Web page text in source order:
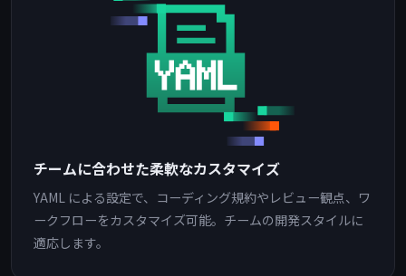
チームに合わせた柔軟なカスタマイズ
YAML による設定で、コーディング規約やレビュー観点、ワ
ークフローをカスタマイズ可能。チームの開発スタイルに
適応します。